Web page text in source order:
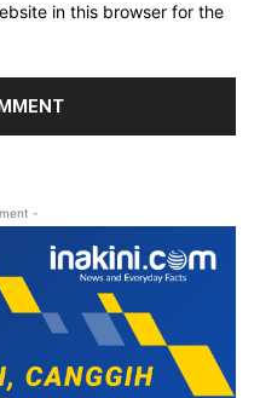
in this browser for the
-